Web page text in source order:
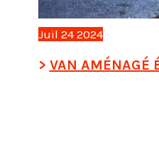
Juil 24 2024
VAN AMÉNAGÉ